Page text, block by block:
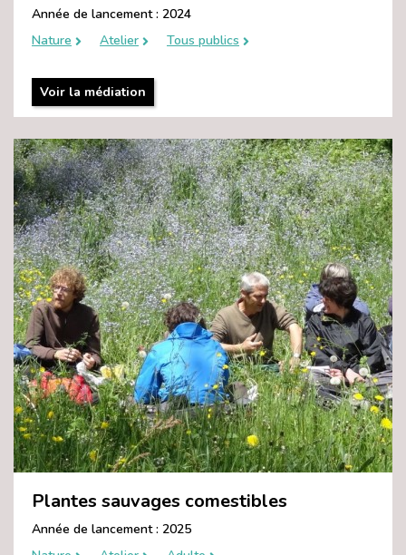
Année de lancement : 2024
Nature
Atelier Tous publics
Voir la médiation
Plantes sauvages comestibles
Année de lancement : 2025